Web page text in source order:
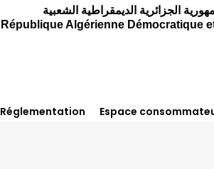
الجزائرية الديمقراطية الشعبية
République Algérienne Démocratique
Réglementation Espace